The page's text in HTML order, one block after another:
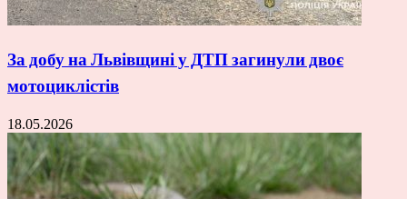
За добу на Львівщині у ДТП загинули двоє
мотоциклістів
18.05.2026